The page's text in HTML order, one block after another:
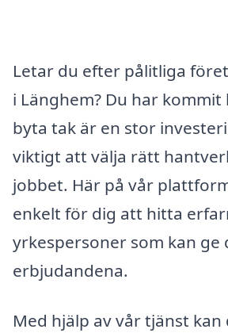
Letar du efter pålitliga
i Länghem? Du har
byta tak är en stor
viktigt att välja rätt
jobbet. Här på vår
enkelt för dig att hitta
yrkespersoner som kan ge
erbjudandena.
Med hjälp av vår tjänst